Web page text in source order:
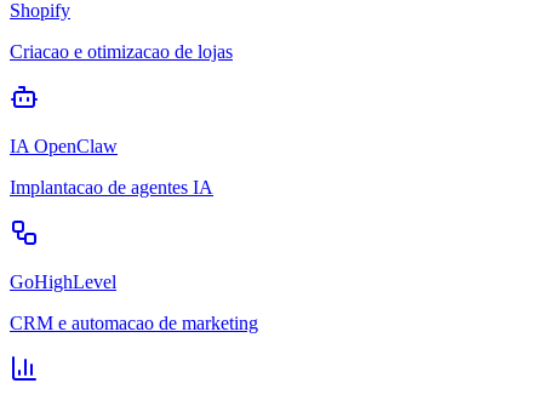
Shopify
Criacao e otimizacao de lojas
IA OpenClaw
Implantacao de agentes IA
GoHighLevel
CRM e automacao de marketing